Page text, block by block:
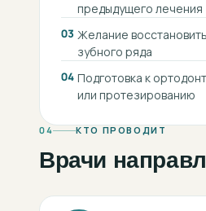
предыдущего лечения
03 Желание
зубного ряда
04 Подготовка к
или протезированию
04 КТО ПРОВОДИТ
Врачи